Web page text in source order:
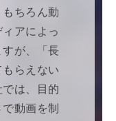
ちろん動
アによっ
が、「長
らえない
は、目的
動画を制